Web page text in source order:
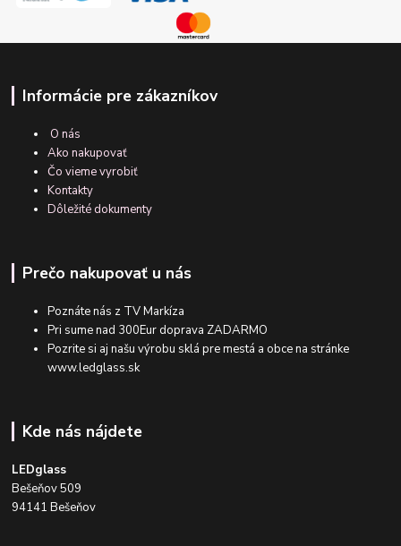
Informácie pre zákazníkov
O nás
Ako nakupovať
Čo vieme vyrobiť
Kontakty
Dôležité dokumenty
Prečo nakupovať u nás
Poznáte nás z TV Markíza
Pri sume nad 300Eur doprava ZADARMO
Pozrite si aj našu výrobu sklá pre mestá a obce na stránke
www.ledglass.sk
Kde nás nájdete
LEDglass
Bešeňov 509
94141 Bešeňov